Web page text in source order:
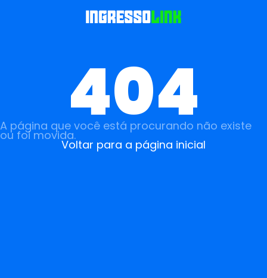
404
A página que você está procurando não existe
ou foi movida.
Voltar para a página inicial